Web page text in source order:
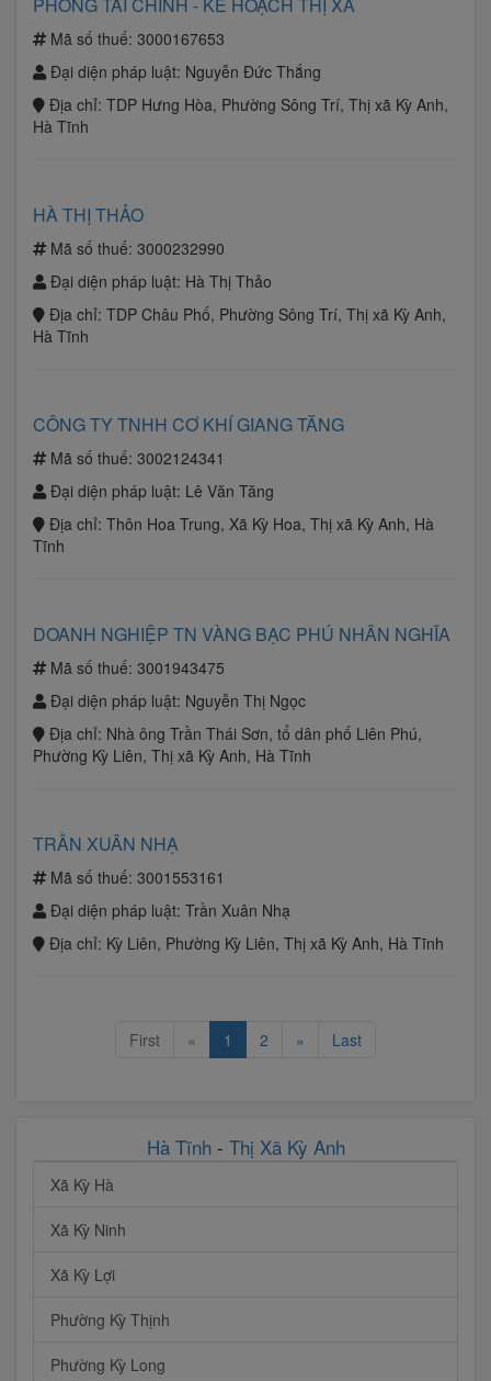
Mã số thuế: 3000167653
Đại diện pháp luật: Nguyễn Đức Thắng
Địa chỉ: TDP Hưng Hòa, Phường Sông Trí, Thị xã Kỳ Anh,
Hà Tĩnh
HÀ THỊ THẢO
Mã số thuế: 3000232990
Đại diện pháp luật: Hà Thị Thảo
Địa chỉ: TDP Châu Phố, Phường Sông Trí, Thị xã Kỳ Anh,
Hà Tĩnh
CÔNG TY TNHH CƠ KHÍ GIANG TĂNG
Mã số thuế: 3002124341
Đại diện pháp luật: Lê Văn Tăng
Địa chỉ: Thôn Hoa Trung, Xã Kỳ Hoa, Thị xã Kỳ Anh, Hà
Tĩnh
DOANH NGHIỆP TN VÀNG BẠC PHÚ NHÂN NGHĨA
Mã số thuế: 3001943475
Đại diện pháp luật: Nguyễn Thị Ngọc
Địa chỉ: Nhà ông Trần Thái Sơn, tổ dân phố Liên Phú,
Phường Kỳ Liên, Thị xã Kỳ Anh, Hà Tĩnh
TRẦN XUÂN NHẠ
Mã số thuế: 3001553161
Đại diện pháp luật: Trần Xuân Nhạ
Địa chỉ: Kỳ Liên, Phường Kỳ Liên, Thị xã Kỳ Anh, Hà Tĩnh
First « 1 2 » Last
Hà Tĩnh- Thị Xã Kỳ Anh
Xã Kỳ Hà
Xã Kỳ Ninh
Xã Kỳ Lợi
Phường Kỳ Thịnh
Phường Kỳ Long